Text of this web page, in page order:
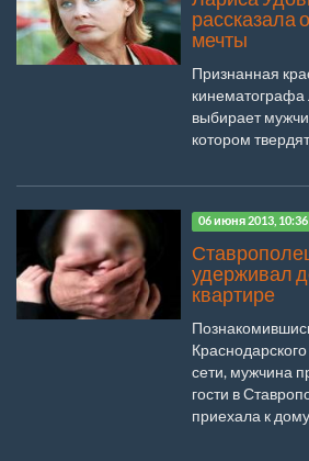
рассказала
мечты
Признанная
кинематографа
выбирает
котором
06 июня 2013, 10:36
удерживал
квартире
сети, мужчина
гости в
приехала к